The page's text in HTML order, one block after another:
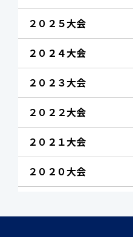
２０２５大会
２０２４大会
２０２３大会
２０２２大会
２０２１大会
２０２０大会